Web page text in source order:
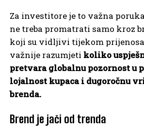
Za investitore je to važna
ne treba promatrati samo kroz
koji su vidljivi tijekom
važnije razumjeti koliko
pretvara globalnu pozornost u
lojalnost kupaca i dugoročnu
brenda.
Brend je jači od trenda